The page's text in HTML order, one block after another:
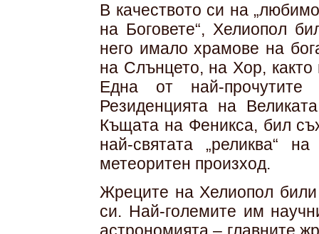
В качеството си на
на Боговете“, Хелиопол
него имало храмове на
на Слънцето, на Хор,
Една от най-
Резиденцията на
Къщата на Феникса, бил
най-святата „реликва“
метеоритен произход.
Жреците на Хелиопол
си. Най-големите им